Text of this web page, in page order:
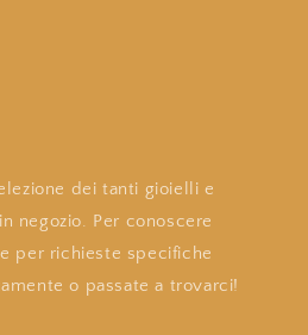
dei tanti gioielli e
negozio. Per conoscere
per richieste specifiche
o passate a trovarci!